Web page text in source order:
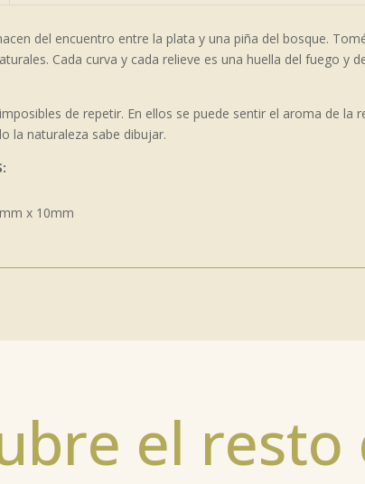
del encuentro entre la plata y una piña del bosque.
Cada curva y cada relieve es una huella del fuego
de repetir. En ellos se puede sentir el aroma de
la naturaleza sabe dibujar.
x 10mm
el